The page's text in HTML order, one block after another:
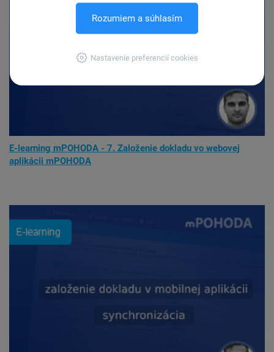
Rozumiem a súhlasím
Nastavenie preferencií cookies
E-learning mPOHODA - 7. Založenie dokladu vo webovej
aplikácii mPOHODA